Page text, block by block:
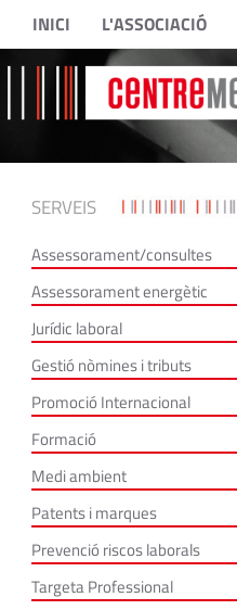
INICI L'ASSOCIACIÓ
SERVEIS
Assessorament/consultes
Assessorament energètic
Jurídic laboral
Gestió nòmines i tributs
Promoció Internacional
Formació
Medi ambient
Patents i marques
Prevenció riscos laborals
Targeta Professional